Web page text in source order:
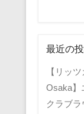
最近の
【リッ
Osaka】
クラブ